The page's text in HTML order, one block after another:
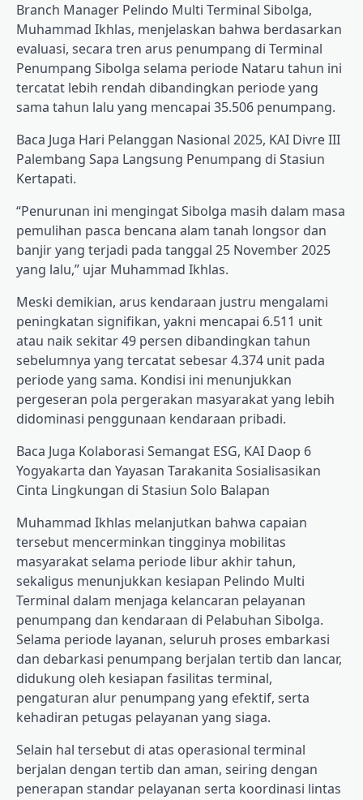
Branch Manager Pelindo Multi Terminal Sibolga,
Muhammad Ikhlas, menjelaskan bahwa berdasarkan
evaluasi, secara tren arus penumpang di Terminal
Penumpang Sibolga selama periode Nataru tahun ini
tercatat lebih rendah dibandingkan periode yang
sama tahun lalu yang mencapai 35.506 penumpang.
Baca Juga Hari Pelanggan Nasional 2025, KAI Divre III
Palembang Sapa Langsung Penumpang di Stasiun
Kertapati.
“Penurunan ini mengingat Sibolga masih dalam masa
pemulihan pasca bencana alam tanah longsor dan
banjir yang terjadi pada tanggal 25 November 2025
yang lalu,” ujar Muhammad Ikhlas.
Meski demikian, arus kendaraan justru mengalami
peningkatan signifikan, yakni mencapai 6.511 unit
atau naik sekitar 49 persen dibandingkan tahun
sebelumnya yang tercatat sebesar 4.374 unit pada
periode yang sama. Kondisi ini menunjukkan
pergeseran pola pergerakan masyarakat yang lebih
didominasi penggunaan kendaraan pribadi.
Baca Juga Kolaborasi Semangat ESG, KAI Daop 6
Yogyakarta dan Yayasan Tarakanita Sosialisasikan
Cinta Lingkungan di Stasiun Solo Balapan
Muhammad Ikhlas melanjutkan bahwa capaian
tersebut mencerminkan tingginya mobilitas
masyarakat selama periode libur akhir tahun,
sekaligus menunjukkan kesiapan Pelindo Multi
Terminal dalam menjaga kelancaran pelayanan
penumpang dan kendaraan di Pelabuhan Sibolga.
Selama periode layanan, seluruh proses embarkasi
dan debarkasi penumpang berjalan tertib dan lancar,
didukung oleh kesiapan fasilitas terminal,
pengaturan alur penumpang yang efektif, serta
kehadiran petugas pelayanan yang siaga.
Selain hal tersebut di atas operasional terminal
berjalan dengan tertib dan aman, seiring dengan
penerapan standar pelayanan serta koordinasi lintas